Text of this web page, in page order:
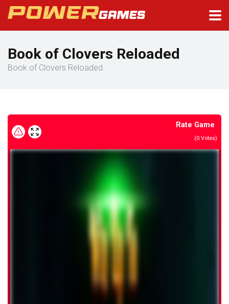
Book of Clovers Reloaded
Book of Clovers Reloaded
Rate Game
(0 Votes)